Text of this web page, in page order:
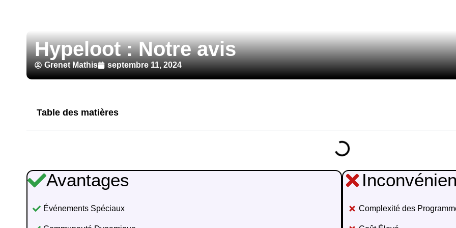
Hypeloot : Notre avis
Grenet Mathis septembre 11, 2024
Table des matières
Avantages
Événements Spéciaux Complexité des